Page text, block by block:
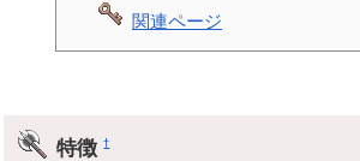
関連ページ
特徴†